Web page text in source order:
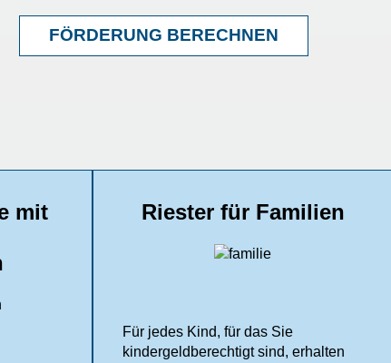
FÖRDERUNG BERECHNEN
mit
Riester für Familien
Für jedes Kind, für das Sie
kindergeldberechtigt sind, erhalten